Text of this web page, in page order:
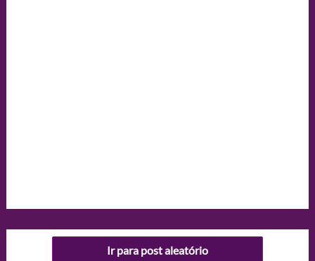
Ir para post aleatório